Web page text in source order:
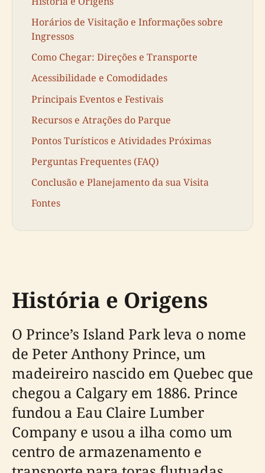
Horários de Visitação e Informações sobre
Ingressos
Como Chegar: Direções e Transporte
Acessibilidade e Comodidades
Principais Eventos e Festivais
Recursos e Atrações do Parque
Pontos Turísticos e Atividades Próximas
Perguntas Frequentes (FAQ)
Conclusão e Planejamento da sua Visita
Fontes
História e Origens
O Prince’s Island Park leva o nome
de Peter Anthony Prince, um
madeireiro nascido em Quebec que
chegou a Calgary em 1886. Prince
fundou a Eau Claire Lumber
Company e usou a ilha como um
centro de armazenamento e